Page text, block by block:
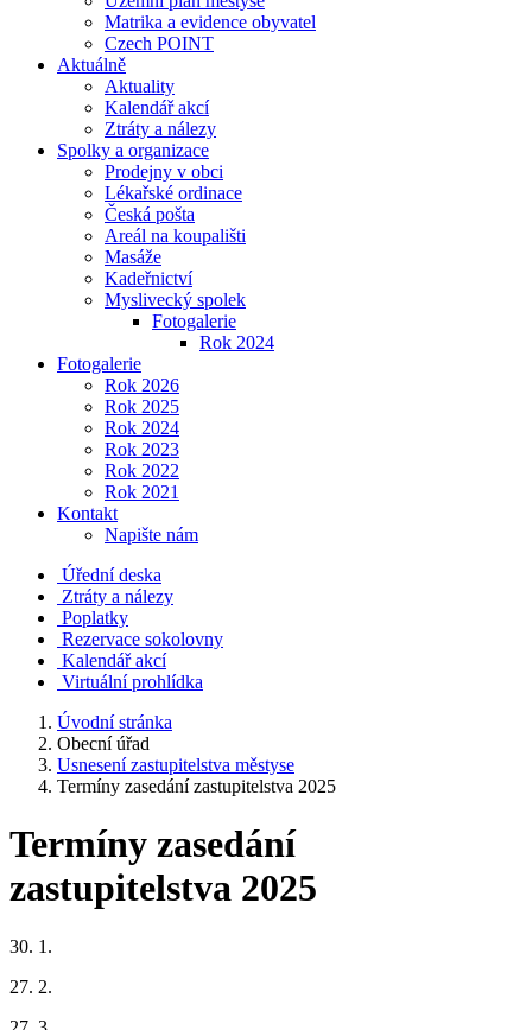
Matrika a evidence obyvatel
Czech POINT
Aktuálně
Aktuality
Kalendář akcí
Ztráty a nálezy
Spolky a organizace
Prodejny v obci
Lékařské ordinace
Česká pošta
Areál na koupališti
Masáže
Kadeřnictví
Myslivecký spolek
Fotogalerie
Rok 2024
Fotogalerie
Rok 2026
Rok 2025
Rok 2024
Rok 2023
Rok 2022
Rok 2021
Kontakt
Napište nám
Úřední deska
Ztráty a nálezy
Poplatky
Rezervace sokolovny
Kalendář akcí
Virtuální prohlídka
Úvodní stránka
Obecní úřad
Usnesení zastupitelstva městyse
Termíny zasedání zastupitelstva 2025
Termíny zasedání
zastupitelstva 2025
30. 1.
27. 2.